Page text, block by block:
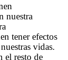
nuestra
tener efectos
vidas.
el resto de